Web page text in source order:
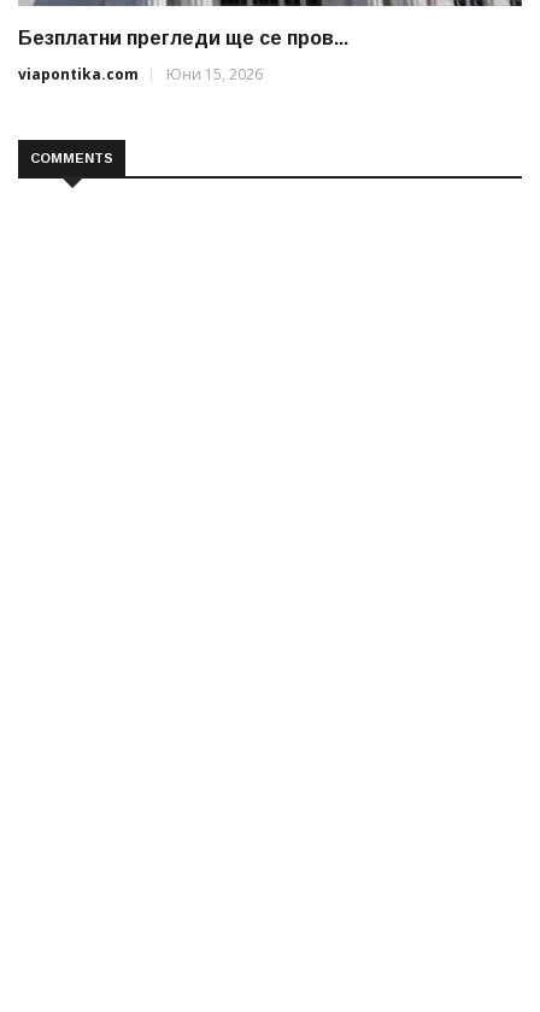
Безплатни прегледи ще се пров...
viapontika.com
Юни 15, 2026
COMMENTS